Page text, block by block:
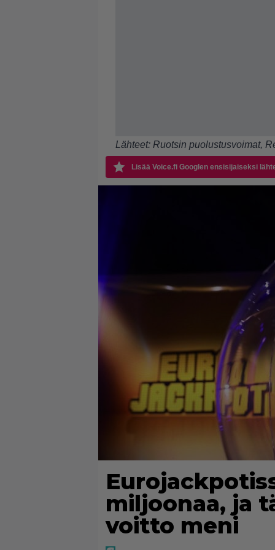
Lähteet: Ruotsin puolustusvoimat,
Lisää Voice.fi Googlen ensisijaiseksi
miljoonaa, ja
voitto meni